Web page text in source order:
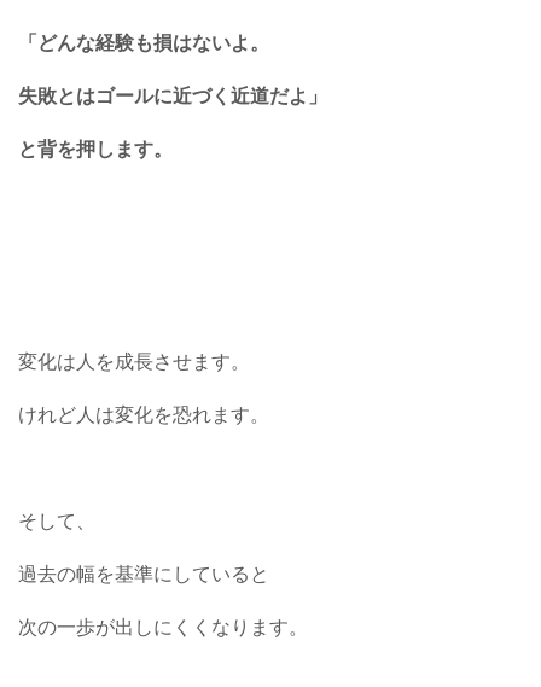
「どんな経験も損はないよ。
失敗とはゴールに近づく近道だよ」
と背を押します。
変化は人を成長させます。
けれど人は変化を恐れます。
そして、
過去の幅を基準にしていると
次の一歩が出しにくくなります。